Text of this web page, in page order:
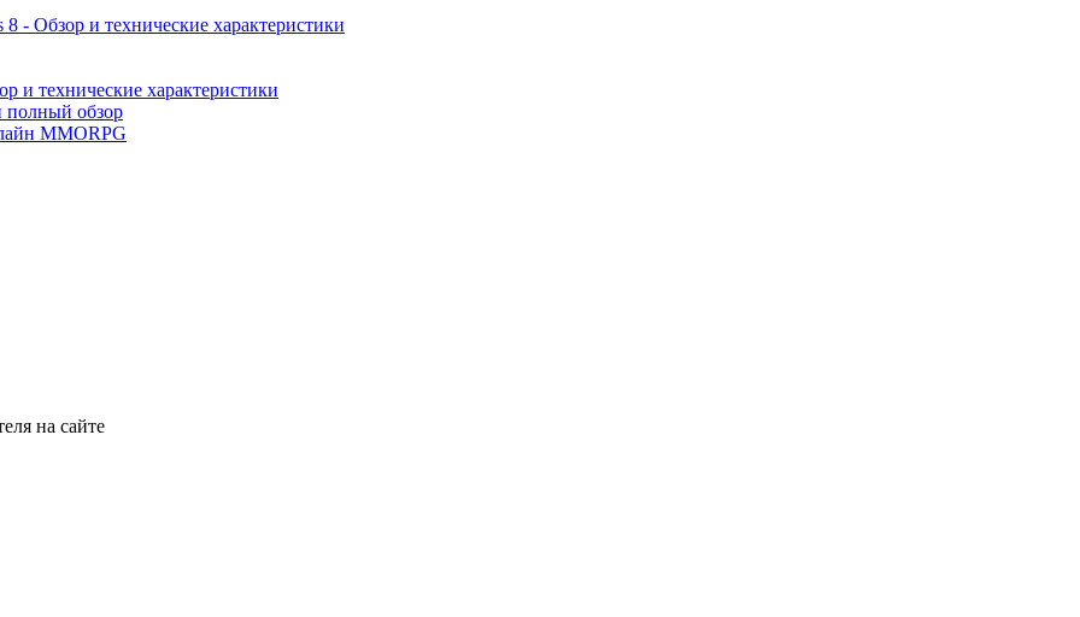
- Обзор и технические характеристики
и технические характеристики
полный обзор
MMORPG
на сайте